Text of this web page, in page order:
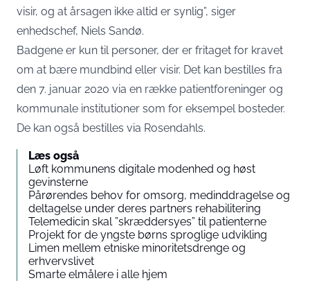
visir, og at årsagen ikke altid er synlig”, siger
enhedschef, Niels Sandø.
Badgene er kun til personer, der er fritaget for kravet
om at bære mundbind eller visir. Det kan bestilles fra
den 7. januar 2020 via en række patientforeninger og
kommunale institutioner som for eksempel bosteder.
De kan også bestilles via Rosendahls.
Læs også
Løft kommunens digitale modenhed og høst
gevinsterne
Pårørendes behov for omsorg, medinddragelse og
deltagelse under deres partners rehabilitering
Telemedicin skal ”skræddersyes” til patienterne
Projekt for de yngste børns sproglige udvikling
Limen mellem etniske minoritetsdrenge og
erhvervslivet
Smarte elmålere i alle hjem